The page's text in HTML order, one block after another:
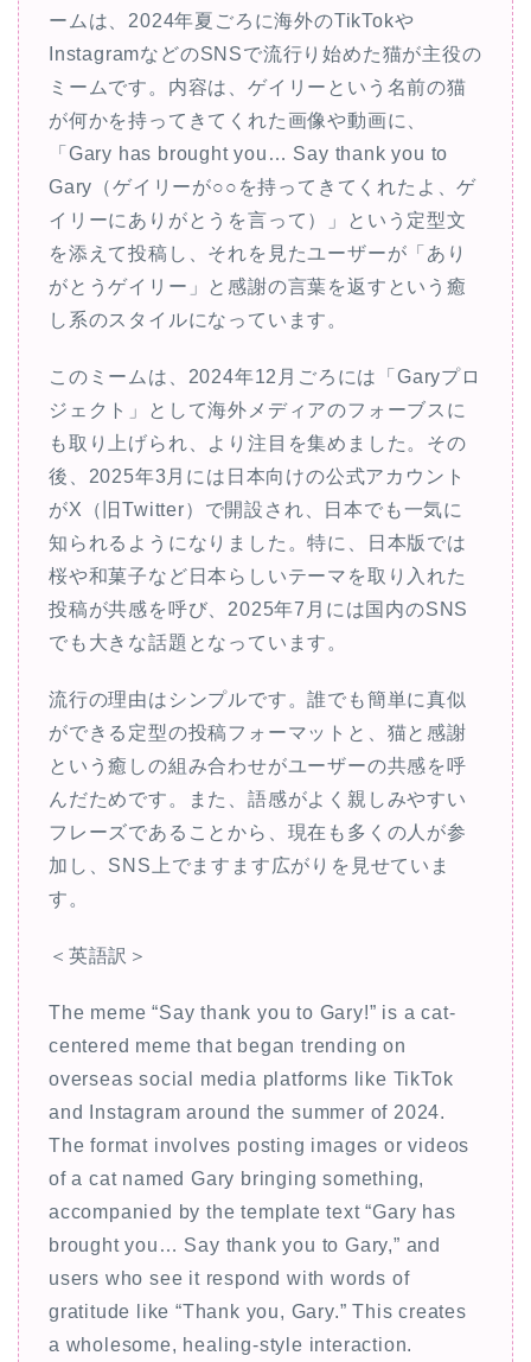
ームは、2024年夏ごろに海外のTikTokや
InstagramなどのSNSで流行り始めた猫が主役の
ミームです。内容は、ゲイリーという名前の猫
が何かを持ってきてくれた画像や動画に、
「Gary has brought you… Say thank you to
Gary（ゲイリーが○○を持ってきてくれたよ、ゲ
イリーにありがとうを言って）」という定型文
を添えて投稿し、それを見たユーザーが「あり
がとうゲイリー」と感謝の言葉を返すという癒
し系のスタイルになっています。
このミームは、2024年12月ごろには「Garyプロ
ジェクト」として海外メディアのフォーブスに
も取り上げられ、より注目を集めました。その
後、2025年3月には日本向けの公式アカウント
がX（旧Twitter）で開設され、日本でも一気に
知られるようになりました。特に、日本版では
桜や和菓子など日本らしいテーマを取り入れた
投稿が共感を呼び、2025年7月には国内のSNS
でも大きな話題となっています。
流行の理由はシンプルです。誰でも簡単に真似
ができる定型の投稿フォーマットと、猫と感謝
という癒しの組み合わせがユーザーの共感を呼
んだためです。また、語感がよく親しみやすい
フレーズであることから、現在も多くの人が参
加し、SNS上でますます広がりを見せていま
す。
＜英語訳＞
The meme “Say thank you to Gary!” is a cat-
centered meme that began trending on
overseas social media platforms like TikTok
and Instagram around the summer of 2024.
The format involves posting images or videos
of a cat named Gary bringing something,
accompanied by the template text “Gary has
brought you… Say thank you to Gary,” and
users who see it respond with words of
gratitude like “Thank you, Gary.” This creates
a wholesome, healing-style interaction.